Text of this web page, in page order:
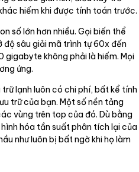
hiếm khi được tính toán trước.
số lớn hơn nhiều. Gọi biến thể
sâu giải mã trình tự 60x đến
không phải là hiếm. Mọi
ứng.
lạnh luôn có chi phí, bất kể tính
trữ của bạn. Một số nền tảng
vùng trên top của đó. Dù bằng
hóa tần suất phân tích lại của
như luôn bị bất ngờ khi họ làm